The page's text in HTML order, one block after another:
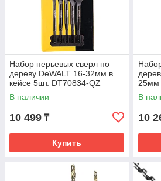
Набор перьевых сверл по
дереву DeWALT 16-32мм в
кейсе 5шт. DT70834-QZ
В наличии
10 499 ₸
Купить
25мм
В
10